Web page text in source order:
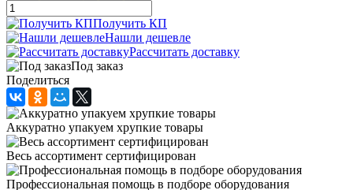
Получить КП
Нашли дешевле
Рассчитать доставку
Под заказ
Поделиться
Аккуратно упакуем хрупкие товары
Весь ассортимент сертифицирован
Профессиональная помощь в подборе оборудования